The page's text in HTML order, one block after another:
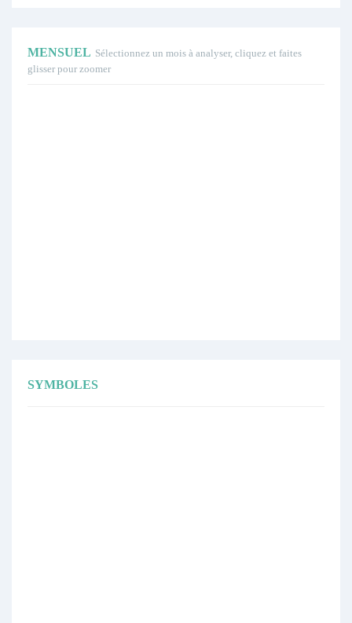
MENSUEL Sélectionnez un mois à analyser, cliquez et faites
glisser pour zoomer
SYMBOLES